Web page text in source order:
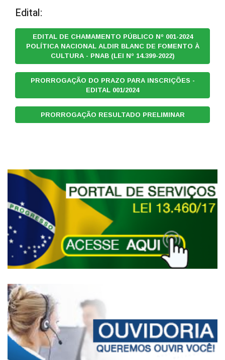
Edital:
EDITAL DE CHAMAMENTO PÚBLICO Nº 001-2024
POLÍTICA NACIONAL ALDIR BLANC DE FOMENTO À
CULTURA - PNAB (LEI Nº 14.399-2022)
PRORROGAÇÃO DO PRAZO PARA INSCRIÇÕES -
EDITAL 001/2024
PRORROGAÇÃO RESULTADO PRELIMINAR